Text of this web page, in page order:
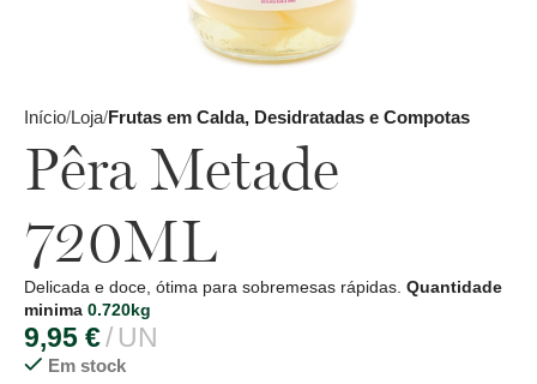
Início Loja Frutas em Calda, Desidratadas e Compotas
Pêra Metade
720ML
Delicada e doce, ótima para sobremesas rápidas. Quantidade
minima 0.720kg
9,95 € UN
Em stock